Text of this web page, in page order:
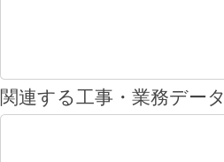
関連する工事・業務データ